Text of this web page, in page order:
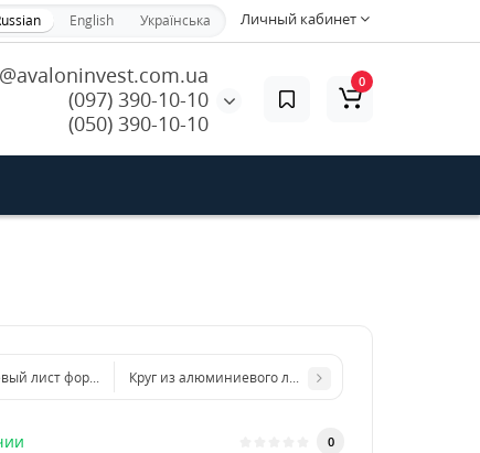
Личный кабинет
English Українська
(097) 390-10-10
(050) 390-10-10
0
лист формата бумаги А5 148 х 210 мм размер толщина 3 мм
Круг из алюминиевого листа d 300 мм диаметр
0